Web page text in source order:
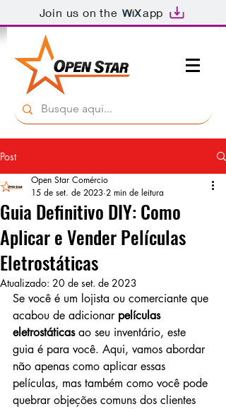
Join us on the app
Post
Guia Definitivo DIY: Como
Aplicar e Vender Películas
Eletrostáticas
Open Star Comércio
15 de set. de 2023 2 min de leitura
Atualizado: 20 de set. de 2023
Se você é um lojista ou comerciante que
acabou de adicionar películas
eletrostáticas ao seu inventário, este
guia é para você. Aqui, vamos abordar
não apenas como aplicar essas
películas, mas também como você pode
quebrar objeções comuns dos clientes